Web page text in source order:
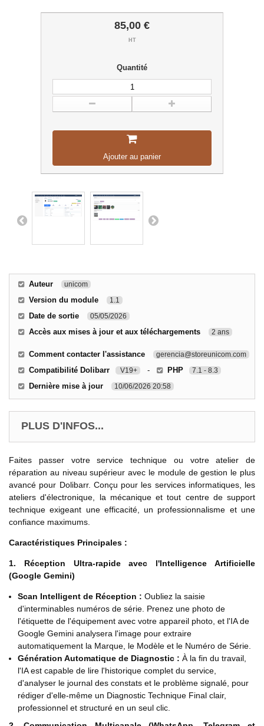
85,00 €
HT
Quantité
Ajouter au panier
Auteur unicom
Version du module 1.1
Date de sortie 05/05/2026
Accès aux mises à jour et aux téléchargements 2 ans
Comment contacter l'assistance gerencia@storeunicom.com
Compatibilité Dolibarr V19+ - PHP 7.1 - 8.3
Dernière mise à jour 10/06/2026 20:58
PLUS D'INFOS...
Faites passer votre service technique ou votre atelier de
réparation au niveau supérieur avec le module de gestion le plus
avancé pour Dolibarr. Conçu pour les services informatiques, les
ateliers d'électronique, la mécanique et tout centre de support
technique exigeant une efficacité, un professionnalisme et une
confiance maximums.
Caractéristiques Principales :
1. Réception Ultra-rapide avec l'Intelligence Artificielle
(Google Gemini)
Scan Intelligent de Réception : Oubliez la saisie
d'interminables numéros de série. Prenez une photo de
l'étiquette de l'équipement avec votre appareil photo, et l'IA de
Google Gemini analysera l'image pour extraire
automatiquement la Marque, le Modèle et le Numéro de Série.
Génération Automatique de Diagnostic : À la fin du travail,
l'IA est capable de lire l'historique complet du service,
d'analyser le journal des constats et le problème signalé, pour
rédiger d'elle-même un Diagnostic Technique Final clair,
professionnel et structuré en un seul clic.